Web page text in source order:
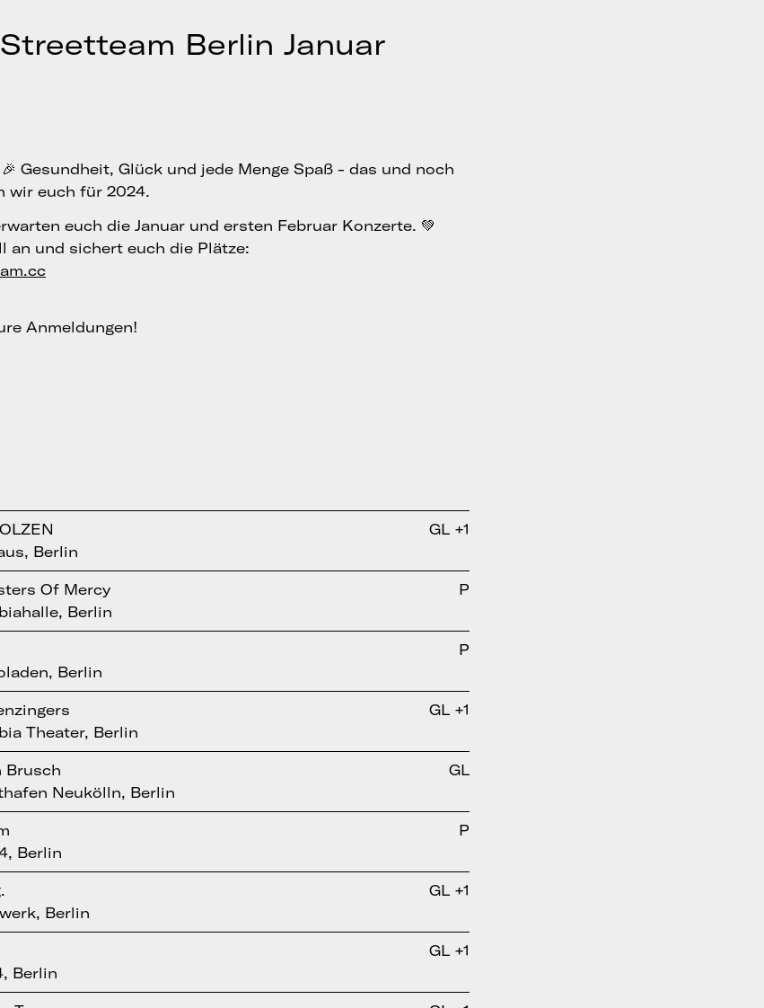
Berlin Januar
Gesundheit, Glück und jede Menge Spaß - das und noch
wir euch für 2024.
euch die Januar und ersten Februar Konzerte. 💚
an und sichert euch die Plätze:
Anmeldungen!
Berlin
GL +1
Of Mercy
Berlin
P
Berlin
P
Theater, Berlin
GL +1
Brusch
Neukölln, Berlin
GL
Berlin
P
Berlin
GL +1
Berlin
GL +1